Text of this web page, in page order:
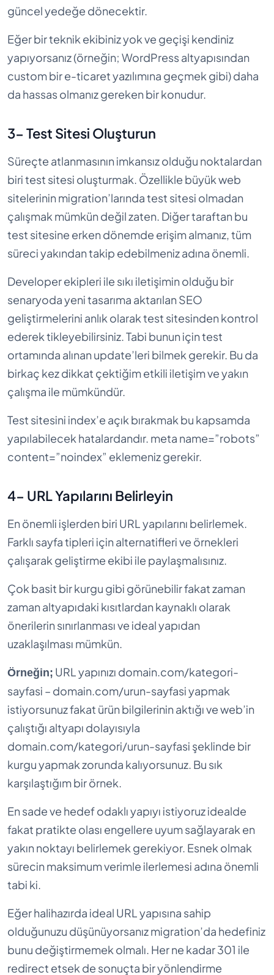
güncel yedeğe dönecektir.
Eğer bir teknik ekibiniz yok ve geçişi kendiniz
yapıyorsanız (örneğin; WordPress altyapısından
custom bir e-ticaret yazılımına geçmek gibi) daha
da hassas olmanız gereken bir konudur.
3- Test Sitesi Oluşturun
Süreçte atlanmasının imkansız olduğu noktalardan
biri test sitesi oluşturmak. Özellikle büyük web
sitelerinin migration’larında test sitesi olmadan
çalışmak mümkün değil zaten. Diğer taraftan bu
test sitesine erken dönemde erişim almanız, tüm
süreci yakından takip edebilmeniz adına önemli.
Developer ekipleri ile sıkı iletişimin olduğu bir
senaryoda yeni tasarıma aktarılan SEO
geliştirmelerini anlık olarak test sitesinden kontrol
ederek tikleyebilirsiniz. Tabi bunun için test
ortamında alınan update’leri bilmek gerekir. Bu da
birkaç kez dikkat çektiğim etkili iletişim ve yakın
çalışma ile mümkündür.
Test sitesini index’e açık bırakmak bu kapsamda
yapılabilecek hatalardandır. meta name=”robots”
content=”noindex” eklemeniz gerekir.
4- URL Yapılarını Belirleyin
En önemli işlerden biri URL yapılarını belirlemek.
Farklı sayfa tipleri için alternatifleri ve örnekleri
çalışarak geliştirme ekibi ile paylaşmalısınız.
Çok basit bir kurgu gibi görünebilir fakat zaman
zaman altyapıdaki kısıtlardan kaynaklı olarak
önerilerin sınırlanması ve ideal yapıdan
uzaklaşılması mümkün.
Örneğin; URL yapınızı domain.com/kategori-
sayfasi – domain.com/urun-sayfasi yapmak
istiyorsunuz fakat ürün bilgilerinin aktığı ve web’in
çalıştığı altyapı dolayısıyla
domain.com/kategori/urun-sayfasi şeklinde bir
kurgu yapmak zorunda kalıyorsunuz. Bu sık
karşılaştığım bir örnek.
En sade ve hedef odaklı yapıyı istiyoruz idealde
fakat pratikte olası engellere uyum sağlayarak en
yakın noktayı belirlemek gerekiyor. Esnek olmak
sürecin maksimum verimle ilerlemesi adına önemli
tabi ki.
Eğer halihazırda ideal URL yapısına sahip
olduğunuzu düşünüyorsanız migration’da hedefiniz
bunu değiştirmemek olmalı. Her ne kadar 301 ile
redirect etsek de sonuçta bir yönlendirme